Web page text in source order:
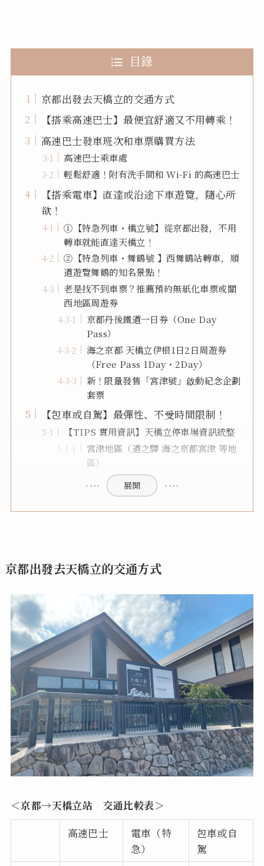
目錄
京都出發去天橋立的交通方式
【搭乘高速巴士】最便宜舒適又不用轉乘！
高速巴士發車班次和車票購買方法
高速巴士乘車處
輕鬆舒適！附有洗手間和 Wi-Fi 的高速巴士
【搭乘電車】直達或沿途下車遊覽，隨心所
欲！
①【特急列車・橋立號】從京都出發，不用
轉車就能直達天橋立！
②【特急列車・舞鶴號 】西舞鶴站轉車，順
道遊覽舞鶴的知名景點！
老是找不到車票？推薦預約無紙化車票或關
西地區周遊券
京都丹後鐵道一日券（One Day
Pass）
海之京都 天橋立伊根1日2日周遊券
（Free Pass 1Day・2Day）
新！限量發售「宮津號」啟動紀念企劃
套票
【包車或自駕】最彈性、不受時間限制！
【TIPS 實用資訊】天橋立停車場資訊統整
宮津地區（道之驛 海之京都宮津 等地
區）
展開
京都出發去天橋立的交通方式
＜京都→天橋立站 交通比較表＞
高速巴士
電車（特
急）
包車或自
駕